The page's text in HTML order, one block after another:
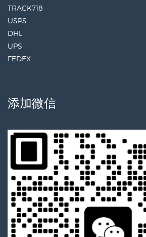
TRACK718
USPS
DHL
UPS
FEDEX
添加微信